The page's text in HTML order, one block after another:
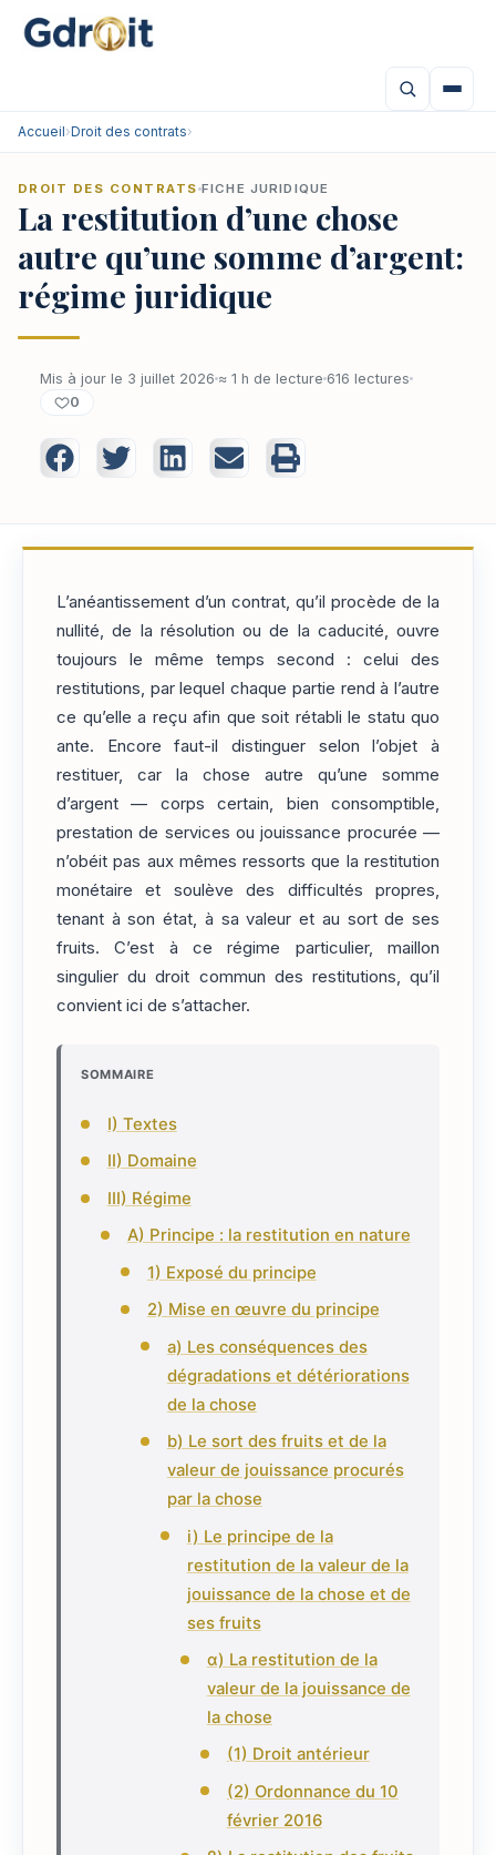
Accueil›Droit des contrats›
DROIT DES CONTRATS FICHE JURIDIQUE
La restitution d’une chose
autre qu’une somme d’argent:
régime juridique
Mis à jour le 3 juillet 2026 ≈ 1 h de lecture 616 lectures
0
L’anéantissement d’un contrat, qu’il procède de la
nullité, de la résolution ou de la caducité, ouvre
toujours le même temps second : celui des
restitutions, par lequel chaque partie rend à l’autre
ce qu’elle a reçu afin que soit rétabli le statu quo
ante. Encore faut-il distinguer selon l’objet à
restituer, car la chose autre qu’une somme
d’argent — corps certain, bien consomptible,
prestation de services ou jouissance procurée —
n’obéit pas aux mêmes ressorts que la restitution
monétaire et soulève des difficultés propres,
tenant à son état, à sa valeur et au sort de ses
fruits. C’est à ce régime particulier, maillon
singulier du droit commun des restitutions, qu’il
convient ici de s’attacher.
SOMMAIRE
I) Textes
II) Domaine
III) Régime
A) Principe : la restitution en nature
1) Exposé du principe
2) Mise en œuvre du principe
a) Les conséquences des
dégradations et détériorations
de la chose
b) Le sort des fruits et de la
valeur de jouissance procurés
par la chose
i) Le principe de la
restitution de la valeur de la
jouissance de la chose et de
ses fruits
α) La restitution de la
valeur de la jouissance de
la chose
(1) Droit antérieur
(2) Ordonnance du 10
février 2016